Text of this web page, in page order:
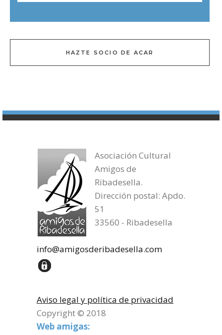
HAZTE SOCIO DE ACAR
Asociación Cultural
Amigos de
Ribadesella.
Dirección postal: Apdo.
51
33560 - Ribadesella
info@amigosderibadesella.com
Aviso legal y política de privacidad
Copyright © 2018
Web amigas: